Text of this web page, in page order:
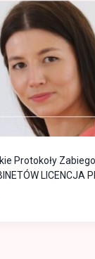
Protokoły
LICENCJA